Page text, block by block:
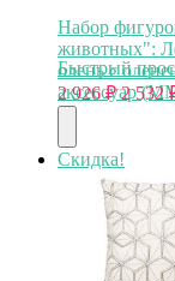
Набор
животных":
олень с
аксессуар
Быстрый
2 926₽ 2 532
Скидка!